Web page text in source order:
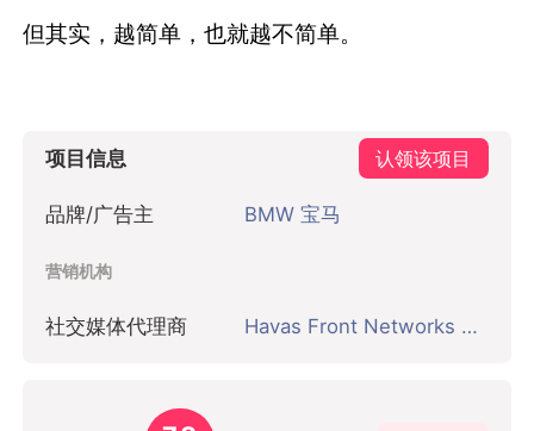
但其实，越简单，也就越不简单。
项目信息 认领该项目
品牌/广告主 BMW 宝马
营销机构
社交媒体代理商 Havas Front Networks 前线网络